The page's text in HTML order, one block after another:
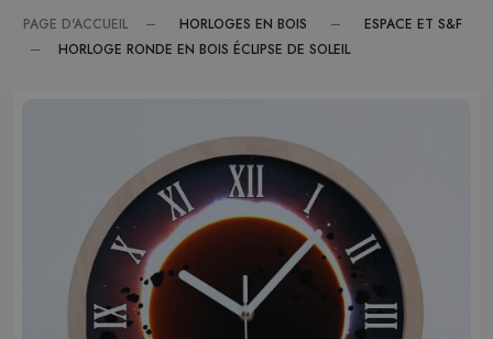
PAGE D'ACCUEIL HORLOGES EN BOIS
ESPACE ET S&F
HORLOGE RONDE EN BOIS ÉCLIPSE DE SOLEIL